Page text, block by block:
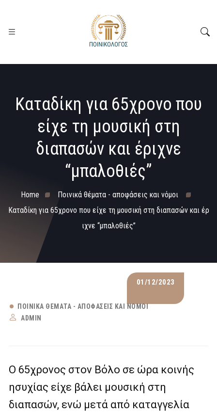
Καταδίκη για 65χρονο που
είχε τη μουσική στη
διαπασών και έριχνε
“μπαλοθιές”
Home
Ποινικά θέματα - αποφάσεις και νόμοι
Καταδίκη για 65χρονο που είχε τη μουσική στη διαπασών και έρ
ιχνε “μπαλοθιές”
01/12/2023
ΠΟΙΝΙΚΆ ΘΈΜΑΤΑ - ΑΠΟΦΆΣΕΙΣ ΚΑΙ ΝΌΜΟΙ
ADMIN
Ο 65χρονος στον Βόλο σε ώρα κοινής
ησυχίας είχε βάλει μουσική στη
διαπασών, ενώ μετά από καταγγελία